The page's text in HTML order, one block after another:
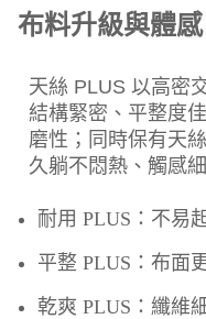
布料升級與體感
天絲 PLUS 以高密
結構緊密、平整度
磨性；同時保有天
久躺不悶熱、觸感
耐用 PLUS：不易
平整 PLUS：布面
乾爽 PLUS：纖維